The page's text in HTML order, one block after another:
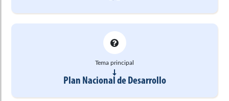
Tema principal
Plan Nacional de Desarrollo